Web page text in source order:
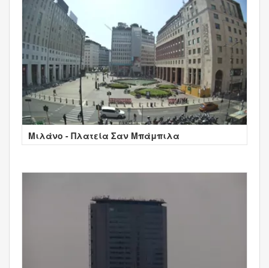
Μιλάνο - Πλατεία Σαν Μπάμπιλα